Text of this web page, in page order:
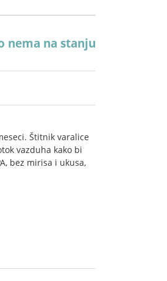
nema na stanju
Štitnik varalice
vazduha kako bi
bez mirisa i ukusa,